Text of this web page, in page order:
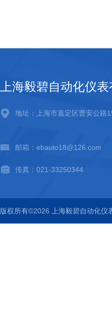
上海毅碧自动化仪
地址：上海市嘉定区曹安公路
邮箱：ebauto18@126.com
传真：021-33250344
版权所有©2026 上海毅碧自动化